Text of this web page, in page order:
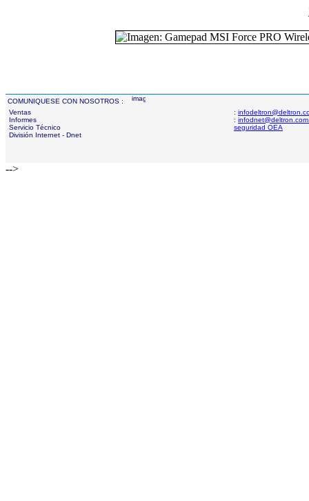
COMUNIQUESE CON NOSOTROS :
Ventas
Informes
Servicio Técnico
División Internet - Dnet
:
:
seguridad OEA
-->